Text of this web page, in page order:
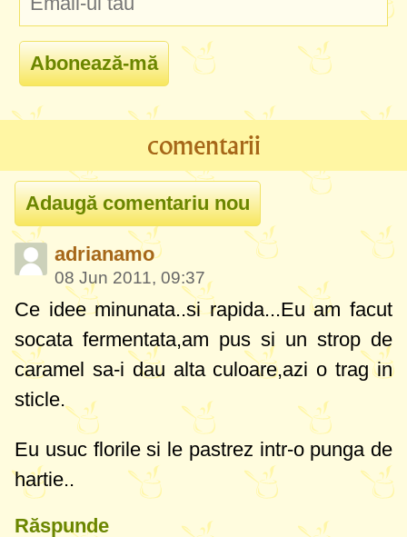
comentarii
adrianamo
08 Jun 2011, 09:37
Ce idee minunata..si rapida...Eu am facut
socata fermentata,am pus si un strop de
caramel sa-i dau alta culoare,azi o trag in
sticle.
Eu usuc florile si le pastrez intr-o punga de
hartie..
Răspunde